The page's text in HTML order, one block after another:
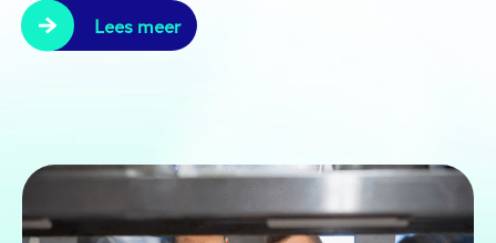
Lees meer